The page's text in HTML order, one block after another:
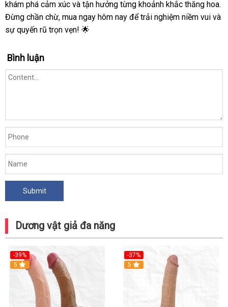
khám phá cảm xúc và tận hưởng từng khoảnh khắc thăng hoa.
Đừng chần chừ, mua ngay hôm nay để trải nghiệm niềm vui và
sự quyến rũ trọn vẹn! 🌟
Bình luận
Dương vật giả đa năng
-39%
Hot
5
-37%
5